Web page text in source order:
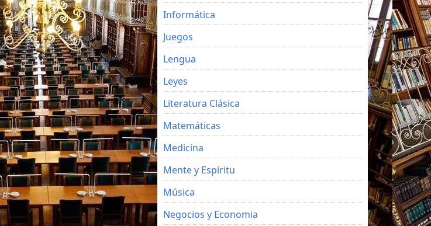
Informática
Juegos
Lengua
Leyes
Literatura Clásica
Matemáticas
Medicina
Mente y Espíritu
Música
Negocios y Economia